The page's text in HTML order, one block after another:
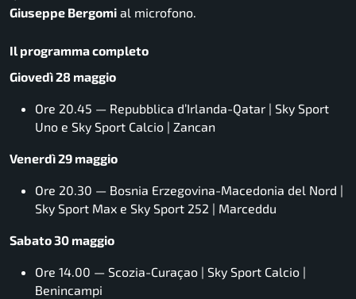
Giuseppe Bergomi al microfono.
Il programma completo
Giovedì 28 maggio
Ore 20.45 — Repubblica d’Irlanda-Qatar | Sky Sport
Uno e Sky Sport Calcio | Zancan
Venerdì 29 maggio
Ore 20.30 — Bosnia Erzegovina-Macedonia del Nord |
Sky Sport Max e Sky Sport 252 | Marceddu
Sabato 30 maggio
Ore 14.00 — Scozia-Curaçao | Sky Sport Calcio |
Benincampi